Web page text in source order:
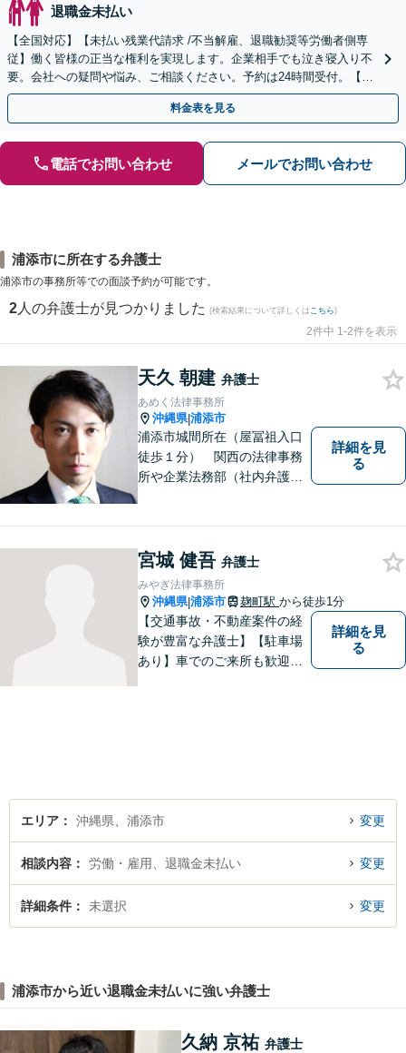
退職金未払い
【全国対応】【未払い残業代請求 /不当解雇、退職勧奨等労働者側専
従】働く皆様の正当な権利を実現します。企業相手でも泣き寝入り不
要。会社への疑問や悩み、ご相談ください。予約は24時間受付。【初
回面談無料】【夜間・休日対応可】
料金表を見る
電話でお問い合わせ メールでお問い合わせ
浦添市に所在する弁護士
浦添市の事務所等での面談予約が可能です。
2 人の弁護士が見つかりました (検索結果について詳しくは こちら)
2件中 1-2件を表示
天久 朝建 弁護士
あめく法律事務所
沖縄県|浦添市
浦添市城間所在（屋冨祖入口
徒歩１分） 関西の法律事務
所や企業法務部（社内弁護士
詳細を見
る
宮城 健吾 弁護士
みやぎ法律事務所
沖縄県|浦添市 麹町駅 から徒歩1分
【交通事故・不動産案件の経
験が豊富な弁護士】【駐車場
あり】車でのご来所も歓迎し
詳細を見
る
エリア 沖縄県、浦添市 変更
相談内容 労働・雇用、退職金未払い 変更
詳細条件 未選択 変更
浦添市から近い退職金未払いに強い弁護士
久納 京祐 弁護士